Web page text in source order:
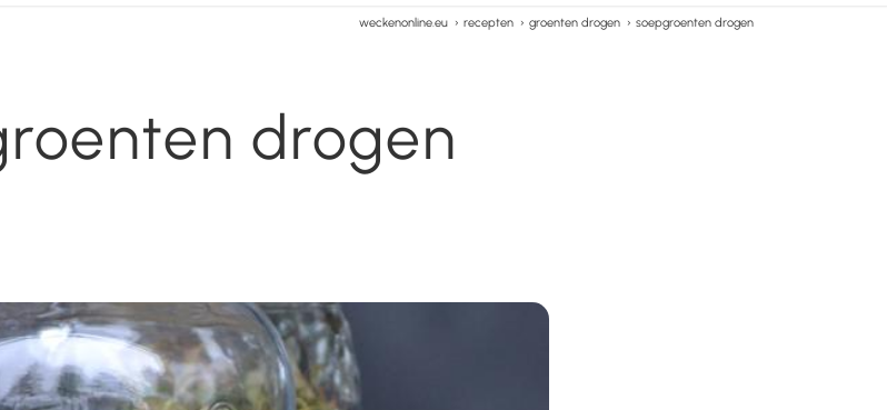
weckenonline.eu › recepten › groenten drogen › soepgroenten drogen
drogen